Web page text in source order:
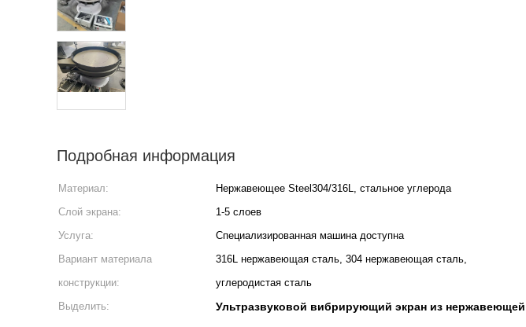
Подробная информация
Материал: Нержавеющее Steel304/316L, стальное углерода
Слой экрана:
1-5 слоев
Услуга:
Специализированная машина доступна
Вариант материала
конструкции:
316L нержавеющая сталь, 304 нержавеющая сталь,
углеродистая сталь
Выделить: Ультразвуковой вибрирующий экран из нержавеющей